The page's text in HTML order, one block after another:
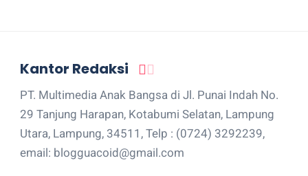
Kantor Redaksi
PT. Multimedia Anak Bangsa di Jl. Punai Indah No.
29 Tanjung Harapan, Kotabumi Selatan, Lampung
Utara, Lampung, 34511, Telp : (0724) 3292239,
email: blogguacoid@gmail.com